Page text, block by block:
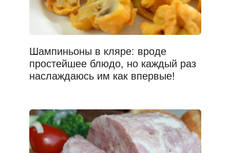
Шампиньоны в кляре: вроде
простейшее блюдо, но каждый раз
наслаждаюсь им как впервые!